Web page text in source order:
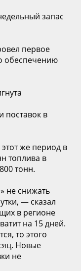
запас
первое
обеспечению
поставок в
же период в
топлива в
тонн.
не снижать
— сказал
в регионе
на 15 дней.
то этого
Новые
не